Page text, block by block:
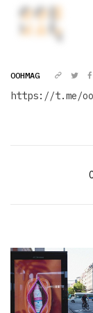
OOHMAG
https://t.me/